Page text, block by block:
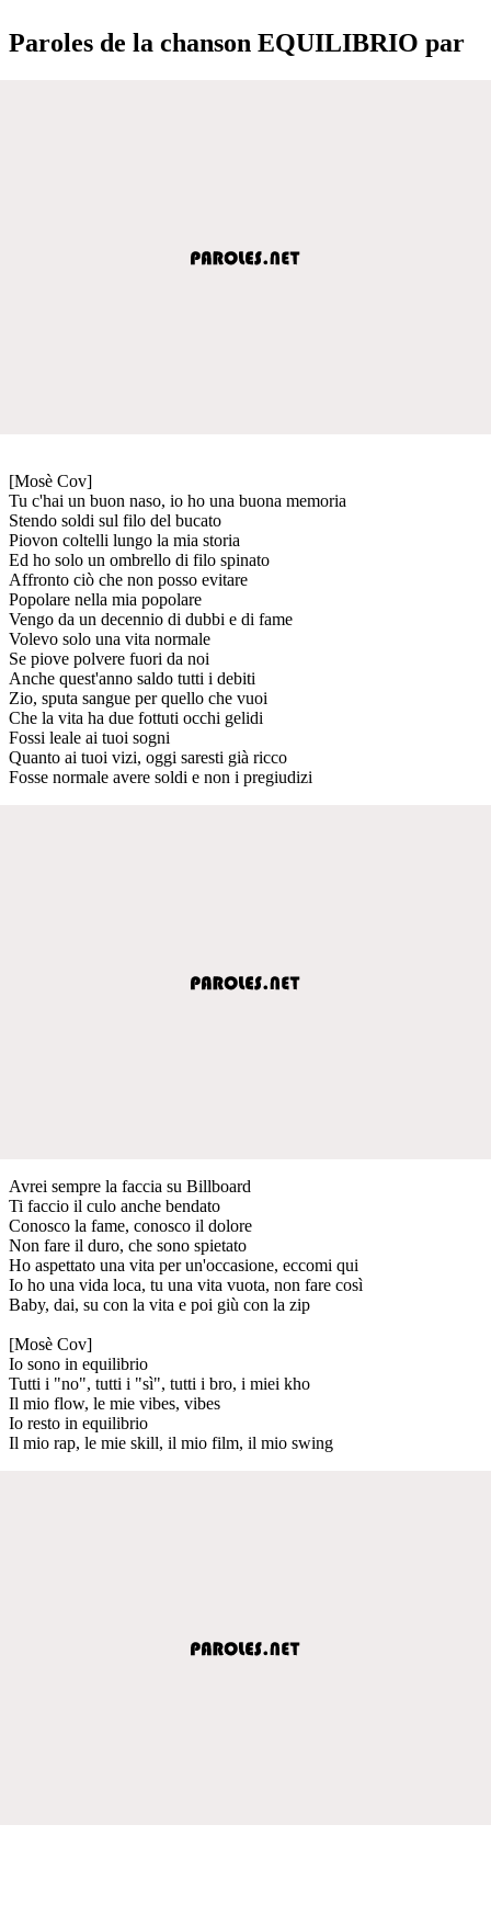
Paroles de la chanson EQUILIBRIO par
[Mosè Cov]
Tu c'hai un buon naso, io ho una buona memoria
Stendo soldi sul filo del bucato
Piovon coltelli lungo la mia storia
Ed ho solo un ombrello di filo spinato
Affronto ciò che non posso evitare
Popolare nella mia popolare
Vengo da un decennio di dubbi e di fame
Volevo solo una vita normale
Se piove polvere fuori da noi
Anche quest'anno saldo tutti i debiti
Zio, sputa sangue per quello che vuoi
Che la vita ha due fottuti occhi gelidi
Fossi leale ai tuoi sogni
Quanto ai tuoi vizi, oggi saresti già ricco
Fosse normale avere soldi e non i pregiudizi
Avrei sempre la faccia su Billboard
Ti faccio il culo anche bendato
Conosco la fame, conosco il dolore
Non fare il duro, che sono spietato
Ho aspettato una vita per un'occasione, eccomi qui
Io ho una vida loca, tu una vita vuota, non fare così
Baby, dai, su con la vita e poi giù con la zip
[Mosè Cov]
Io sono in equilibrio
Tutti i "no", tutti i "sì", tutti i bro, i miei kho
Il mio flow, le mie vibes, vibes
Io resto in equilibrio
Il mio rap, le mie skill, il mio film, il mio swing